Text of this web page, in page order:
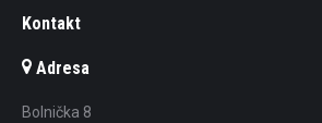
Kontakt
Adresa
Bolnička 8